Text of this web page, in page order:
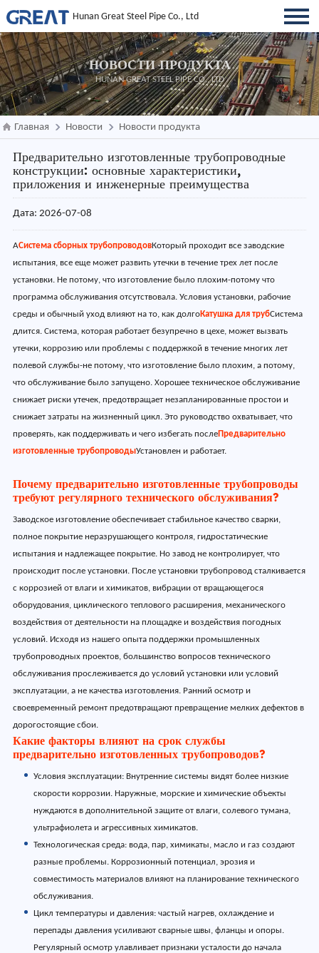
Hunan Great Steel Pipe Co., Ltd
НОВОСТИ ПРОДУКТА
HUNAN GREAT STEEL PIPE CO., LTD
Главная Новости Новости продукта
Предварительно изготовленные трубопроводные
конструкции: основные характеристики,
приложения и инженерные преимущества
Дата: 2026-07-08
АСистема сборных трубопроводовКоторый проходит все заводские
испытания, все еще может развить утечки в течение трех лет после
установки. Не потому, что изготовление было плохим-потому что
программа обслуживания отсутствовала. Условия установки, рабочие
среды и обычный уход влияют на то, как долгоКатушка для трубСистема
длится. Система, которая работает безупречно в цехе, может вызвать
утечки, коррозию или проблемы с поддержкой в течение многих лет
полевой службы-не потому, что изготовление было плохим, а потому,
что обслуживание было запущено. Хорошее техническое обслуживание
снижает риски утечек, предотвращает незапланированные простои и
снижает затраты на жизненный цикл. Это руководство охватывает, что
проверять, как поддерживать и чего избегать послеПредварительно
изготовленные трубопроводыУстановлен и работает.
Почему предварительно изготовленные трубопроводы
требуют регулярного технического обслуживания?
Заводское изготовление обеспечивает стабильное качество сварки,
полное покрытие неразрушающего контроля, гидростатические
испытания и надлежащее покрытие. Но завод не контролирует, что
происходит после установки. После установки трубопровод сталкивается
с коррозией от влаги и химикатов, вибрации от вращающегося
оборудования, циклического теплового расширения, механического
воздействия от деятельности на площадке и воздействия погодных
условий. Исходя из нашего опыта поддержки промышленных
трубопроводных проектов, большинство вопросов технического
обслуживания прослеживается до условий установки или условий
эксплуатации, а не качества изготовления. Ранний осмотр и
своевременный ремонт предотвращают превращение мелких дефектов в
дорогостоящие сбои.
Какие факторы влияют на срок службы
предварительно изготовленных трубопроводов?
Условия эксплуатации: Внутренние системы видят более низкие
скорости коррозии. Наружные, морские и химические объекты
нуждаются в дополнительной защите от влаги, солевого тумана,
ультрафиолета и агрессивных химикатов.
Технологическая среда: вода, пар, химикаты, масло и газ создают
разные проблемы. Коррозионный потенциал, эрозия и
совместимость материалов влияют на планирование технического
обслуживания.
Цикл температуры и давления: частый нагрев, охлаждение и
перепады давления усиливают сварные швы, фланцы и опоры.
Регулярный осмотр улавливает признаки усталости до начала